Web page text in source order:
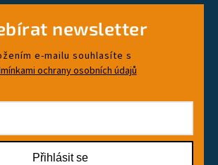
newsletter
e-mailu souhlasíte s
ochrany osobních údajů
Přihlásit se